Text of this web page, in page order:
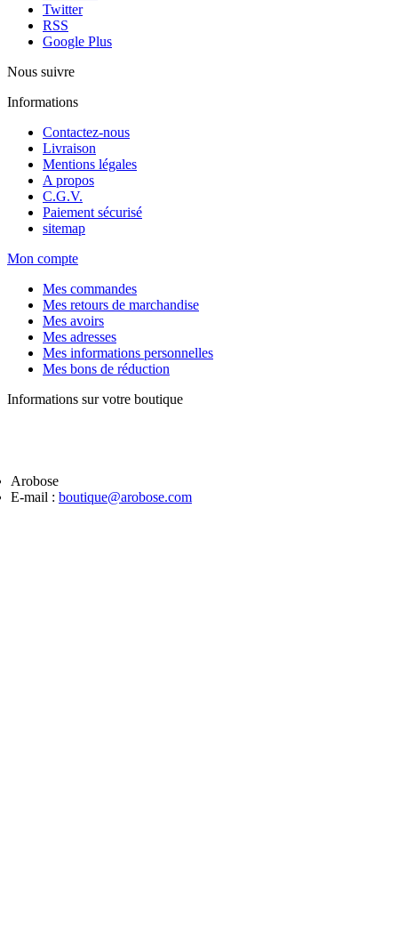
Twitter
RSS
Google Plus
Nous suivre
Informations
Contactez-nous
Livraison
Mentions légales
A propos
C.G.V.
Paiement sécurisé
sitemap
Mon compte
Mes commandes
Mes retours de marchandise
Mes avoirs
Mes adresses
Mes informations personnelles
Mes bons de réduction
Informations sur votre boutique
Arobose
E-mail : boutique@arobose.com